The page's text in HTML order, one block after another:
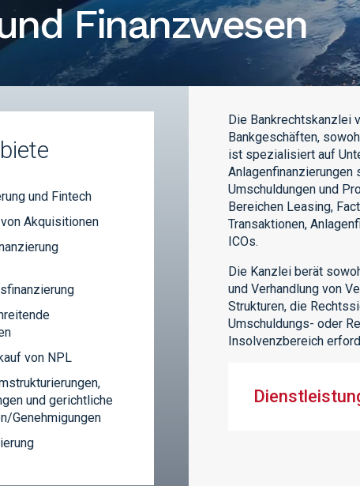
Finanzwesen
und Fintech
Akquisitionen
von NPL
und gerichtliche
Genehmigungen
Die Bankrechtskanzlei
Bankgeschäften,
ist spezialisiert auf
Anlagenfinanzierungen
Umschuldungen und
Bereichen Leasing,
Transaktionen,
ICOs.
Die Kanzlei berät
und Verhandlung von
Strukturen, die
Umschuldungs- oder
Insolvenzbereich